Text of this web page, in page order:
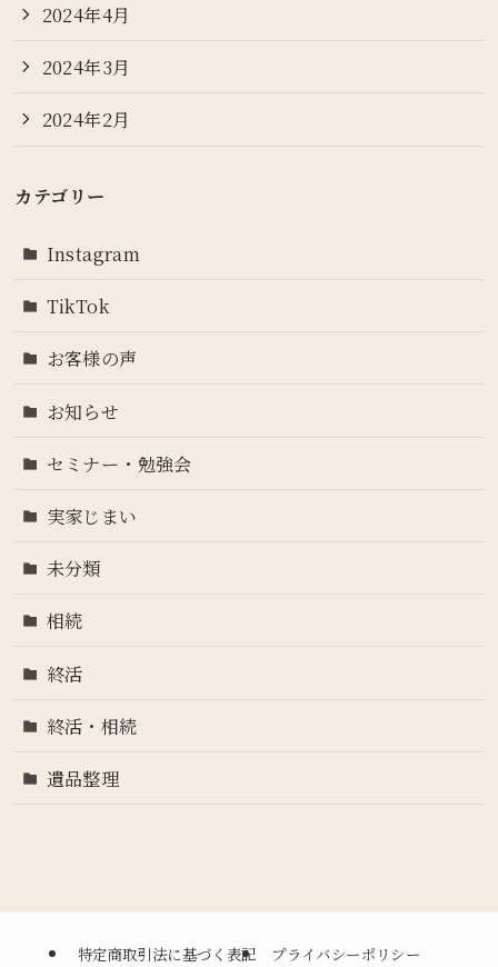
2024年4月
2024年3月
2024年2月
カテゴリー
Instagram
TikTok
お客様の声
お知らせ
セミナー・勉強会
実家じまい
未分類
相続
終活
終活・相続
遺品整理
特定商取引法に基づく表記 プライバシーポリシー